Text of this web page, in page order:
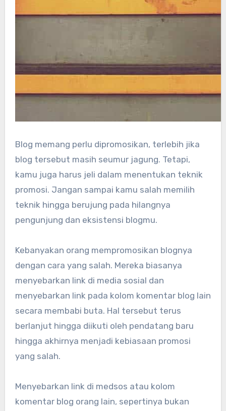
Blog memang perlu dipromosikan, terlebih jika
blog tersebut masih seumur jagung. Tetapi,
kamu juga harus jeli dalam menentukan teknik
promosi. Jangan sampai kamu salah memilih
teknik hingga berujung pada hilangnya
pengunjung dan eksistensi blogmu.
Kebanyakan orang mempromosikan blognya
dengan cara yang salah. Mereka biasanya
menyebarkan link di media sosial dan
menyebarkan link pada kolom komentar blog lain
secara membabi buta. Hal tersebut terus
berlanjut hingga diikuti oleh pendatang baru
hingga akhirnya menjadi kebiasaan promosi
yang salah.
Menyebarkan link di medsos atau kolom
komentar blog orang lain, sepertinya bukan